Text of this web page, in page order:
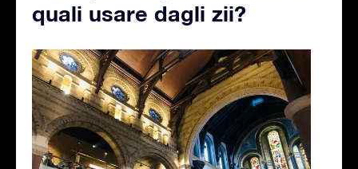
quali usare dagli zii?